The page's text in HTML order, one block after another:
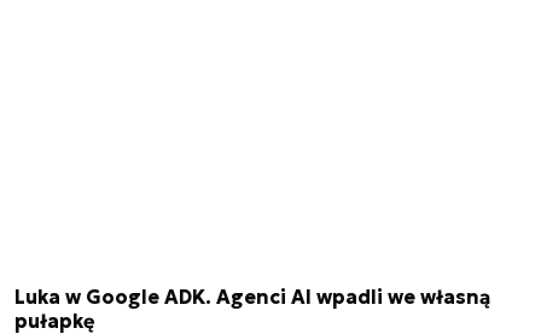
Luka w Google ADK. Agenci AI wpadli we własną
pułapkę